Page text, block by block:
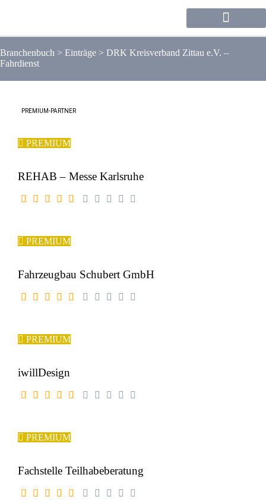
Branchenbuch > Einträge > DRK Kreisverband Zittau e.V. –
Fahrdienst
PREMIUM-PARTNER
PREMIUM
REHAB – Messe Karlsruhe
PREMIUM
Fahrzeugbau Schubert GmbH
PREMIUM
iwillDesign
PREMIUM
Fachstelle Teilhabeberatung